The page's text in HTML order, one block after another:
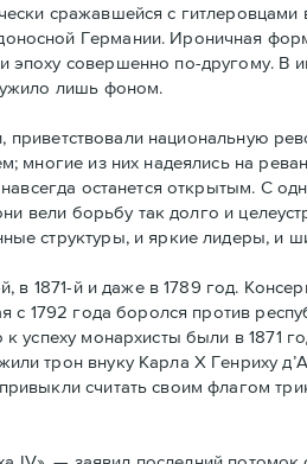
сражавшейся с
Германии. Ироничная
совершенно по-другому. В
лишь фоном.
приветствовали национальную
многие из них надеялись на
останется открытым. С
вели борьбу так долго и
структуры, и яркие лидеры, и
в 1871-й и даже в 1789 год.
с 1792 года боролся против
успеху монархисты были в 1871
трон внуку Карла Х Генриху
считать своим флагoм